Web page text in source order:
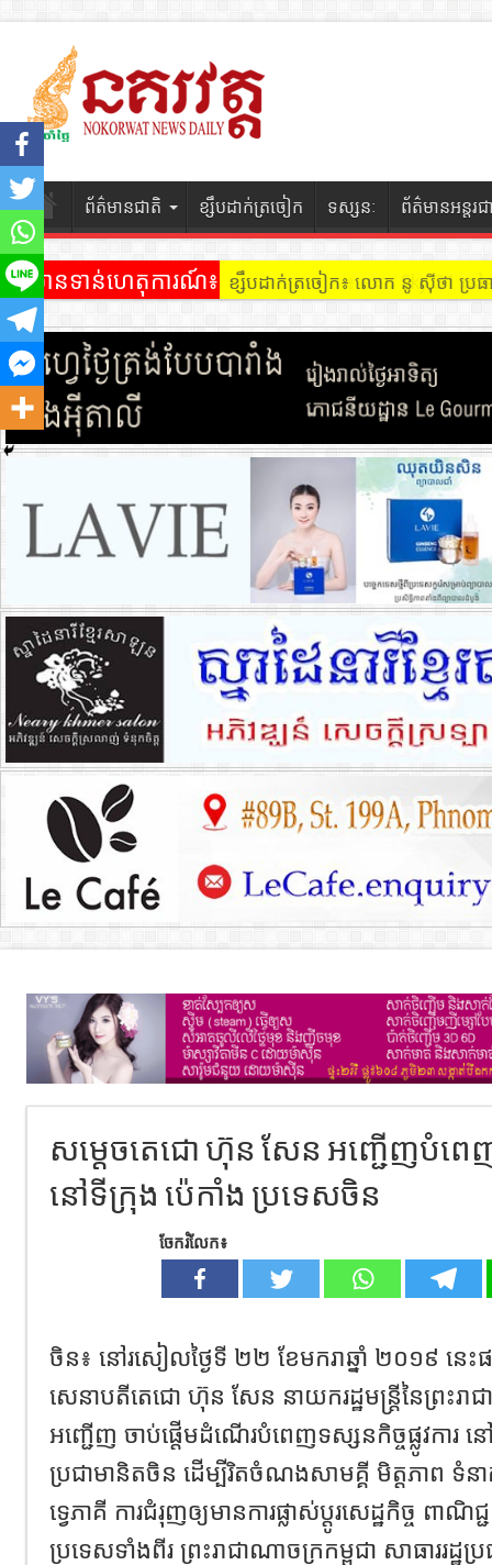
ព័ត៌មានជាតិ ខ្សឹបដាក់ត្រចៀក ទស្សនៈ ព័ត៌មានអន្តរជ
ព័ត៌មានទាន់ហេតុការណ៍៖ ខ្សឹបដាក់ត្រចៀក ៖ អគារ Sky 31
សម្តេចតេជោ ហ៊ុន សែន អញ្ជើញបំពេញ
នៅទីក្រុង ប៉េកាំង ប្រទេសចិន
ចែករំលែក៖
ចិន៖ នៅរសៀលថ្ងៃទី ២២ ខែមករាឆ្នាំ ២០១៩ នេះ
សេនាបតីតេជោ ហ៊ុន សែន នាយករដ្ឋមន្រ្តីនៃព្រះរា
អញ្ជើញ ចាប់ផ្តើមដំណើរបំពេញទស្សនកិច្ចផ្លូវការ
ប្រជាមានិតចិន ដើម្បីរិត​ចំណងសាមគ្គី មិត្តភាព ទំន
ទ្វេភាគី ការជំរុញឲ្យមានការផ្លាស់ប្តូរសេដ្ឋកិច្ច ពា
ប្រទេសទាំងពីរ ព្រះរាជាណាចក្រកម្ពុជា សា​ធាររដ្ឋ